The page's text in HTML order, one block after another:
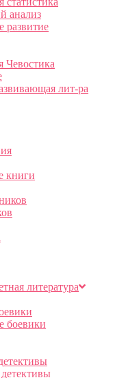
анализ
развитие
Чевостика
лит-ра
книги
литература
боевики